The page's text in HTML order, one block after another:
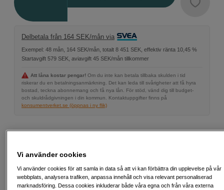
Delbetala från 164 SEK/mån via
Exempel: 48 mån, 164 SEK/mån, totalt 8 451 SEK, effektiv ränta 10,45 %
Startavgift 579 SEK, aviavgift 45 SEK/mån tillkommer
Att låna kostar pengar! Om du inte kan betala tillbaka skulden i tid
riskerar du en betalningsanmärkning. Det kan leda till svårigheter att få hyra
bostad, teckna abonnemang och få nya lån. För stöd, vänd dig till budget-
och skuldrådgivningen i din kommun. Kontaktuppgifter finns på
konsumentverket.se (öppnas i ny flik)
Fri frakt vid köp över 1 500 kronor
Köp nu och betala inom 30 dagar
Vi använder cookies
Vi använder cookies för att samla in data så att vi kan förbättra din upplevelse på vår
webbplats, analysera trafiken, anpassa innehåll och visa relevant personaliserad
marknadsföring. Dessa cookies inkluderar både våra egna och från våra externa